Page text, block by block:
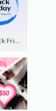
Blue Circle Black Friday Sale Gift Card